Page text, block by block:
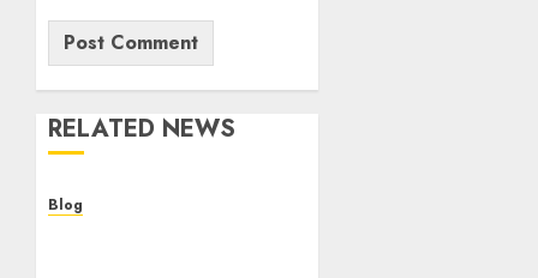
RELATED NEWS
Blog